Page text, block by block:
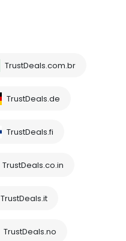
TrustDeals.com.br
TrustDeals.de
TrustDeals.fi
TrustDeals.co.in
TrustDeals.it
TrustDeals.no